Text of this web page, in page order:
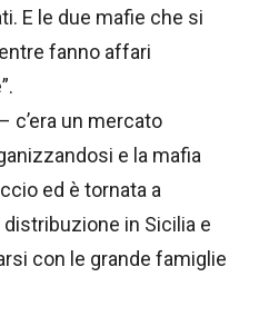
E le due mafie che si
fanno affari
c’era un mercato
e la mafia
ed è tornata a
in Sicilia e
con le grande famiglie